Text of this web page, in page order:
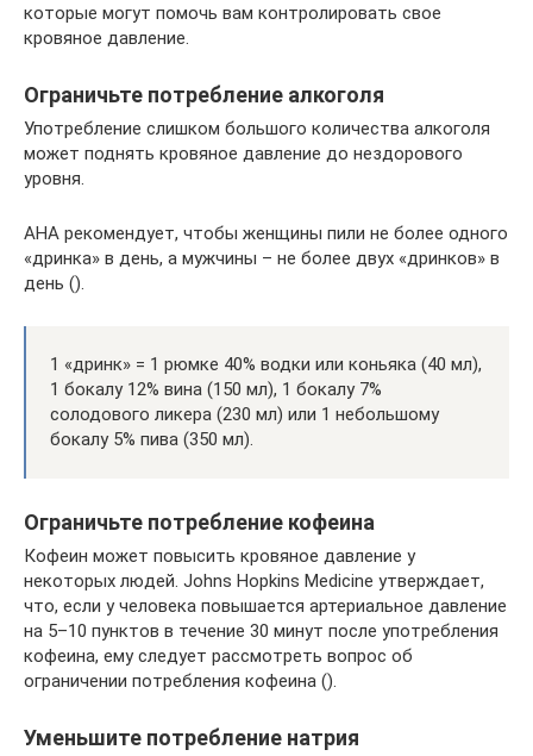
которые могут помочь вам контролировать свое
кровяное давление.
Ограничьте потребление алкоголя
Употребление слишком большого количества алкоголя
может поднять кровяное давление до нездорового
уровня.
AHA рекомендует, чтобы женщины пили не более одного
«дринка» в день, а мужчины – не более двух «дринков» в
день ().
1 «дринк» = 1 рюмке 40% водки или коньяка (40 мл),
1 бокалу 12% вина (150 мл), 1 бокалу 7%
солодового ликера (230 мл) или 1 небольшому
бокалу 5% пива (350 мл).
Ограничьте потребление кофеина
Кофеин может повысить кровяное давление у
некоторых людей. Johns Hopkins Medicine утверждает,
что, если у человека повышается артериальное давление
на 5–10 пунктов в течение 30 минут после употребления
кофеина, ему следует рассмотреть вопрос об
ограничении потребления кофеина ().
Уменьшите потребление натрия